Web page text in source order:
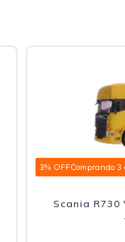
3% OFFComprando 3
Scania R730